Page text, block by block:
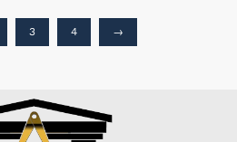
3 4 →